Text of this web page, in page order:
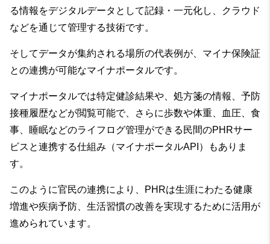
る情報をデジタルデータとして記録・一元化し、クラウド
などを通じて管理する技術です。
そしてデータが集約される場所の代表例が、マイナ保険証
との連携が可能なマイナポータルです。
マイナポータルでは特定健診結果や、処方箋の情報、予防
接種履歴などが閲覧可能で、さらに歩数や体重、血圧、食
事、睡眠などのライフログ管理ができる民間のPHRサー
ビスと連携する仕組み（マイナポータルAPI）もありま
す。
このように官民の連携により、PHRは生涯にわたる健康
増進や疾病予防、生活習慣の改善を実現するために活用が
進められています。